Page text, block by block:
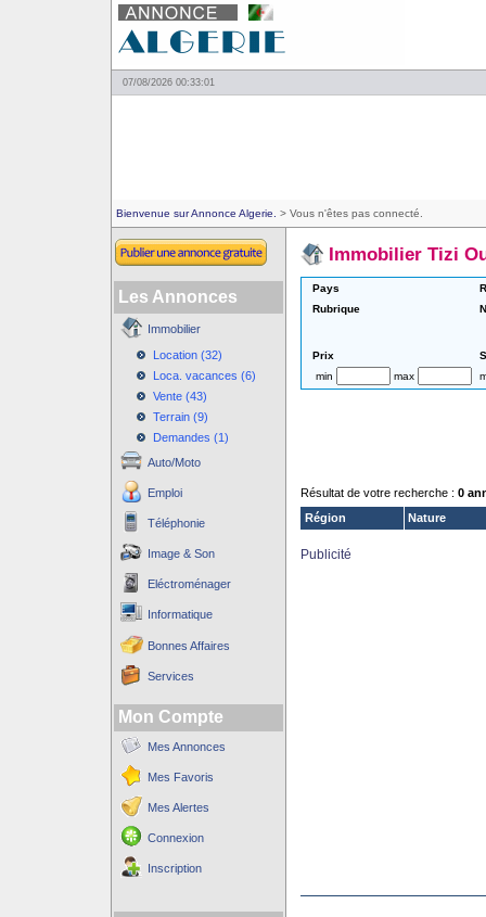
07/08/2026 00:33:01
Bienvenue sur Annonce Algerie. > Vous n'êtes pas connecté.
Les Annonces
Immobilier
Location (32)
Loca. vacances (6)
Vente (43)
Terrain (9)
Demandes (1)
Auto/Moto
Emploi
Téléphonie
Image & Son
Eléctroménager
Informatique
Bonnes Affaires
Services
Mon Compte
Mes Annonces
Mes Favoris
Mes Alertes
Connexion
Inscription
Immobilier Tizi
Pays
Rubrique
Prix
min
max
Résultat de votre recherche : 0
Région
Nature
Publicité